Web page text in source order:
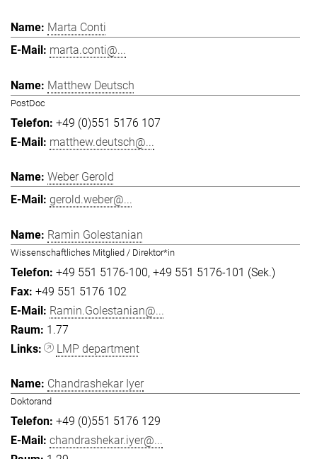
Marta Conti
marta.conti@...
Matthew Deutsch
PostDoc
+49 (0)551 5176 107
matthew.deutsch@...
Weber Gerold
gerold.weber@...
Ramin Golestanian
Wissenschaftliches Mitglied / Direktor*in
+49 551 5176-100 +49 551 5176-101 (Sek.)
+49 551 5176 102
Ramin.Golestanian@...
1.77
LMP department
Chandrashekar Iyer
Doktorand
+49 (0)551 5176 129
chandrashekar.iyer@...